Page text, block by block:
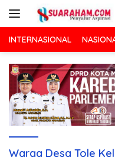
INTERNASIONAL
Warga Desa Tole